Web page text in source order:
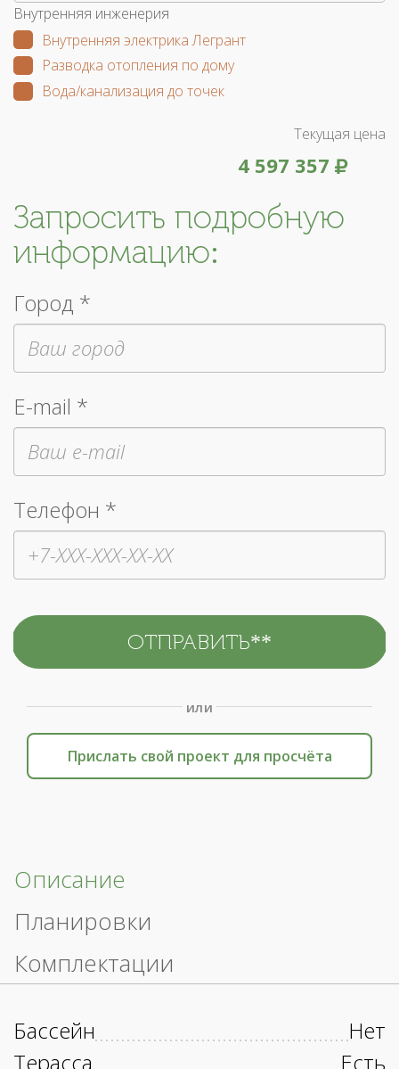
Внутренняя инженерия
Внутренняя электрика Легрант
Разводка отопления по дому
Вода/канализация до точек
Текущая цена
4 597 357
Запросить подробную
информацию:
Город *
E-mail *
Телефон *
или
Прислать свой проект для просчёта
Описание
Планировки
Комплектации
Бассейн
Нет
Терасса
Есть